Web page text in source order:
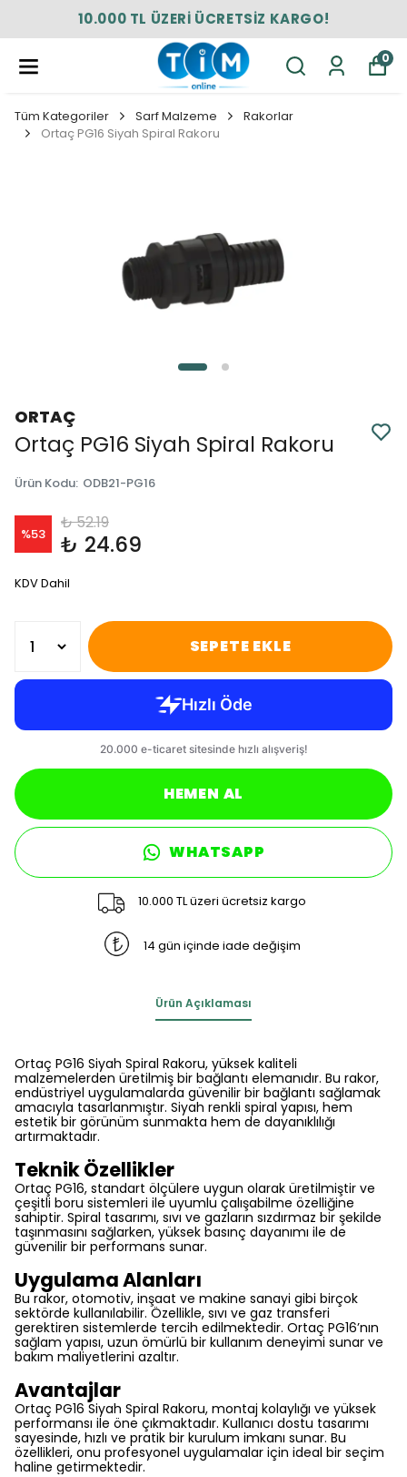
10.000 TL ÜZERİ ÜCRETSİZ KARGO!
0
Tüm Kategoriler Sarf Malzeme
Rakorlar
Ortaç PG16 Siyah Spiral Rakoru
ORTAÇ
Ortaç PG16 Siyah Spiral Rakoru
Ürün Kodu: ODB21-PG16
%53
₺ 52.19
₺ 24.69
KDV Dahil
SEPETE EKLE
HEMEN AL
WHATSAPP
10.000 TL üzeri ücretsiz kargo
14 gün içinde iade değişim
Ürün Açıklaması
Ortaç PG16 Siyah Spiral Rakoru, yüksek kaliteli
malzemelerden üretilmiş bir bağlantı elemanıdır. Bu rakor,
endüstriyel uygulamalarda güvenilir bir bağlantı sağlamak
amacıyla tasarlanmıştır. Siyah renkli spiral yapısı, hem
estetik bir görünüm sunmakta hem de dayanıklılığı
artırmaktadır.
Teknik Özellikler
Ortaç PG16, standart ölçülere uygun olarak üretilmiştir ve
çeşitli boru sistemleri ile uyumlu çalışabilme özelliğine
sahiptir. Spiral tasarımı, sıvı ve gazların sızdırmaz bir şekilde
taşınmasını sağlarken, yüksek basınç dayanımı ile de
güvenilir bir performans sunar.
Uygulama Alanları
Bu rakor, otomotiv, inşaat ve makine sanayi gibi birçok
sektörde kullanılabilir. Özellikle, sıvı ve gaz transferi
gerektiren sistemlerde tercih edilmektedir. Ortaç PG16’nın
sağlam yapısı, uzun ömürlü bir kullanım deneyimi sunar ve
bakım maliyetlerini azaltır.
Avantajlar
Ortaç PG16 Siyah Spiral Rakoru, montaj kolaylığı ve yüksek
performansı ile öne çıkmaktadır. Kullanıcı dostu tasarımı
sayesinde, hızlı ve pratik bir kurulum imkanı sunar. Bu
özellikleri, onu profesyonel uygulamalar için ideal bir seçim
haline getirmektedir.